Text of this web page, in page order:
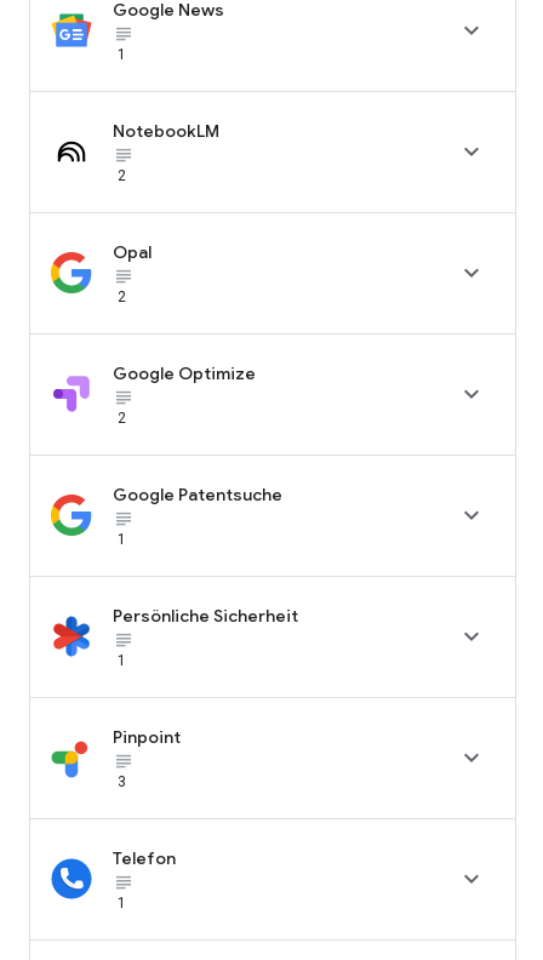
Google News
subject_black
1

NotebookLM
subject_black
2

Opal
subject_black
2

Google Optimize
subject_black
2

Google Patentsuche
subject_black
1

Persönliche Sicherheit
subject_black
1

Pinpoint
subject_black
3

Telefon
subject_black
1
